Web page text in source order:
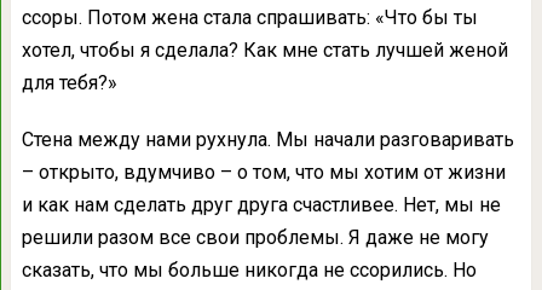
ссоры. Потом жена стала спрашивать: «Что бы ты
хотел, чтобы я сделала? Как мне стать лучшей женой
для тебя?»
Стена между нами рухнула. Мы начали разговаривать
– открыто, вдумчиво – о том, что мы хотим от жизни
и как нам сделать друг друга счастливее. Нет, мы не
решили разом все свои проблемы. Я даже не могу
сказать, что мы больше никогда не ссорились. Но